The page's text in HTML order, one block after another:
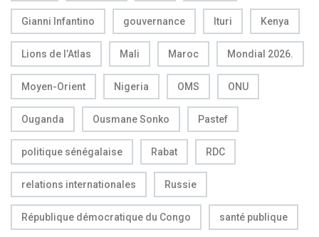
Gianni Infantino gouvernance Ituri Kenya
Lions de l’Atlas Mali Maroc Mondial 2026.
Moyen-Orient Nigeria OMS ONU
Ouganda Ousmane Sonko Pastef
politique sénégalaise Rabat RDC
relations internationales Russie
République démocratique du Congo santé publique